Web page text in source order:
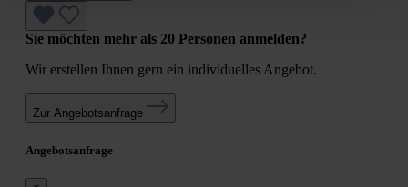
Sie möchten mehr als 20 Personen anmelden?
Wir erstellen Ihnen gern ein individuelles Angebot.
Zur Angebotsanfrage
Angebotsanfrage